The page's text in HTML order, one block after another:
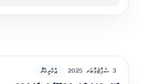
3 ސެޕްޓެމްބަރ 2025 އެހެނިހެން